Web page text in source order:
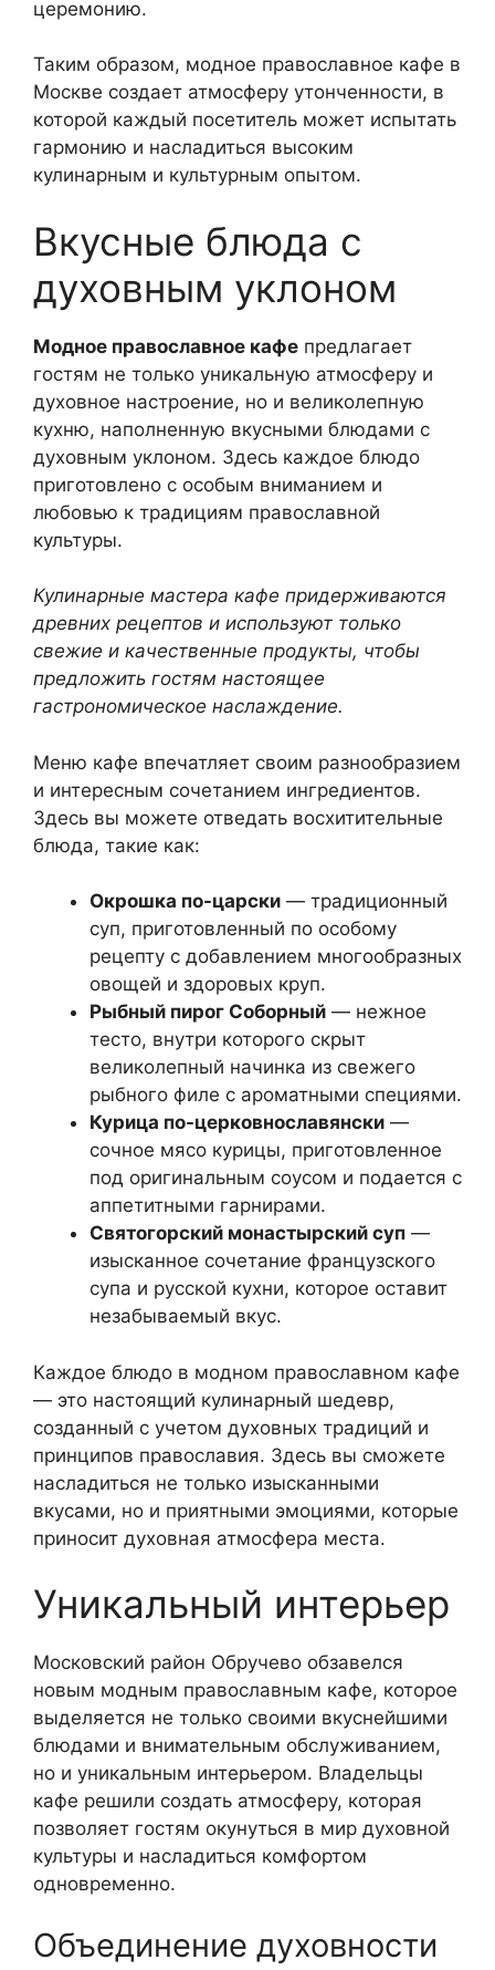
церемонию.
Таким образом, модное православное кафе в
Москве создает атмосферу утонченности, в
которой каждый посетитель может испытать
гармонию и насладиться высоким
кулинарным и культурным опытом.
Вкусные блюда с
духовным уклоном
Модное православное кафе предлагает
гостям не только уникальную атмосферу и
духовное настроение, но и великолепную
кухню, наполненную вкусными блюдами с
духовным уклоном. Здесь каждое блюдо
приготовлено с особым вниманием и
любовью к традициям православной
культуры.
Кулинарные мастера кафе придерживаются
древних рецептов и используют только
свежие и качественные продукты, чтобы
предложить гостям настоящее
гастрономическое наслаждение.
Меню кафе впечатляет своим разнообразием
и интересным сочетанием ингредиентов.
Здесь вы можете отведать восхитительные
блюда, такие как:
Окрошка по-царски — традиционный
суп, приготовленный по особому
рецепту с добавлением многообразных
овощей и здоровых круп.
Рыбный пирог Соборный — нежное
тесто, внутри которого скрыт
великолепный начинка из свежего
рыбного филе с ароматными специями.
Курица по-церковнославянски —
сочное мясо курицы, приготовленное
под оригинальным соусом и подается с
аппетитными гарнирами.
Святогорский монастырский суп —
изысканное сочетание французского
супа и русской кухни, которое оставит
незабываемый вкус.
Каждое блюдо в модном православном кафе
— это настоящий кулинарный шедевр,
созданный с учетом духовных традиций и
принципов православия. Здесь вы сможете
насладиться не только изысканными
вкусами, но и приятными эмоциями, которые
приносит духовная атмосфера места.
Уникальный интерьер
Московский район Обручево обзавелся
новым модным православным кафе, которое
выделяется не только своими вкуснейшими
блюдами и внимательным обслуживанием,
но и уникальным интерьером. Владельцы
кафе решили создать атмосферу, которая
позволяет гостям окунуться в мир духовной
культуры и насладиться комфортом
одновременно.
Объединение духовности